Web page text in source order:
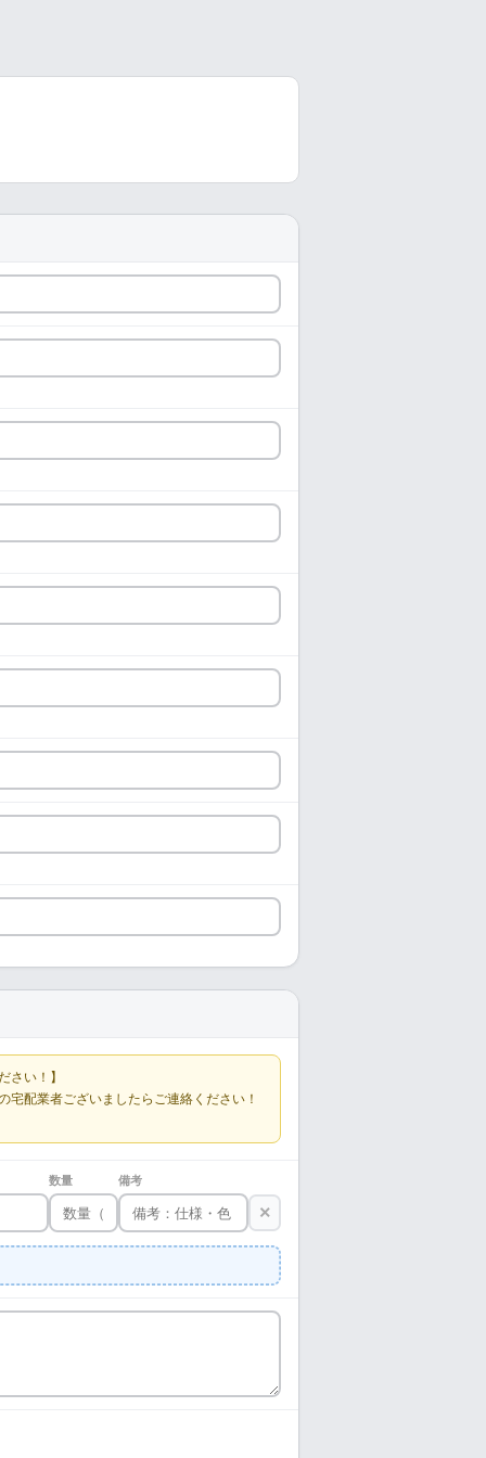
さい！】
配業者ございましたらご連絡ください！
数量 備考
×